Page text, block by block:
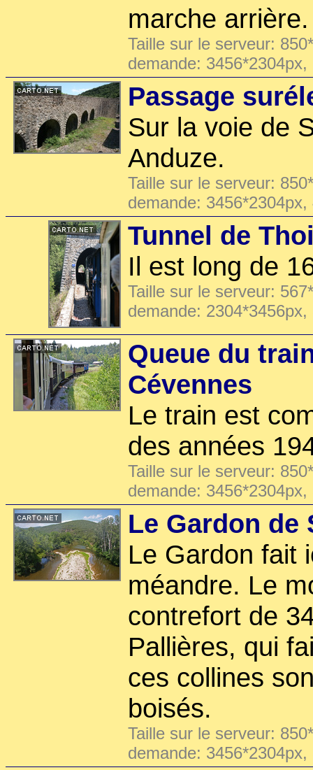
marche arrière.
Taille sur le serveur:
demande:
Passage
Sur la voie de
Anduze.
Taille sur le serveur:
demande:
Tunnel de
Il est long de
Taille sur le serveur:
demande:
Queue du
Cévennes
Le train est
des années
Taille sur le serveur:
demande:
Le Gardon de
Le Gardon fait
méandre. Le
contrefort de
Pallières, qui
ces collines
boisés.
Taille sur le serveur:
demande: